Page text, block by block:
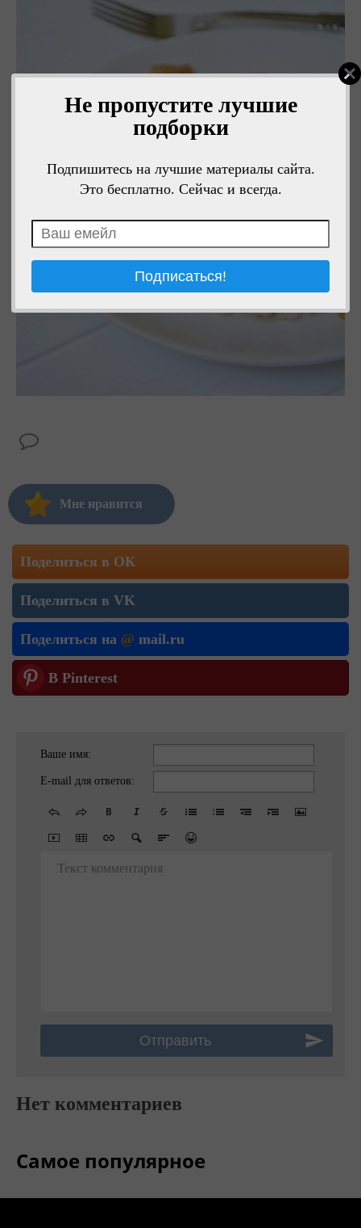
Не пропустите лучшие
подборки
Подпишитесь на лучшие материалы сайта.
Это бесплатно. Сейчас и всегда.
Мне нравится
Поделиться в ОК
Поделиться в VK
Поделиться на @ mail.ru
В Pinterest
Ваше имя:
E-mail для ответов:
Текст комментария
Нет комментариев
Самое популярное